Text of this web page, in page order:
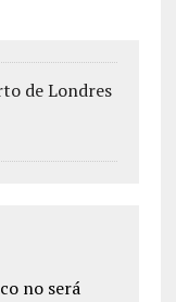
de Londres
no será